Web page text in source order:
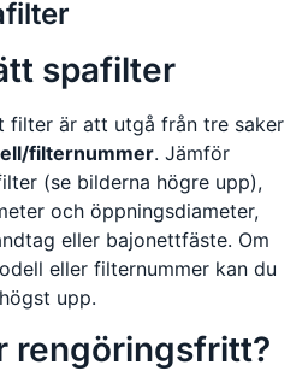
spafilter
filter är att utgå från tre saker
filternummer. Jämför
(se bilderna högre upp),
och öppningsdiameter,
eller bajonettfäste. Om
eller filternummer kan du
upp.
rengöringsfritt?